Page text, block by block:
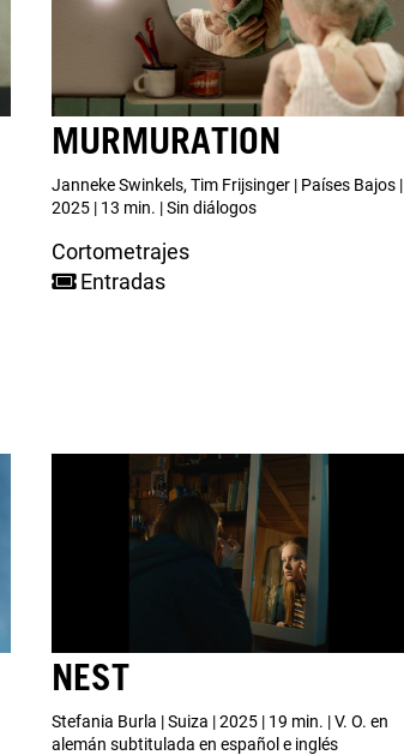
MURMURATION
Janneke Swinkels, Tim Frijsinger | Países Bajos |
2025 | 13 min. | Sin diálogos
Cortometrajes
Entradas
NEST
Stefania Burla | Suiza | 2025 | 19 min. | V. O. en
alemán subtitulada en español e inglés